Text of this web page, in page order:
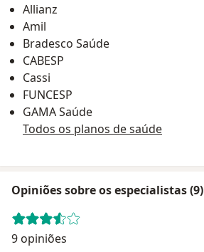
Allianz
Amil
Bradesco Saúde
CABESP
Cassi
FUNCESP
GAMA Saúde
Todos os planos de saúde
Opiniões sobre os especialistas (9)
9 opiniões